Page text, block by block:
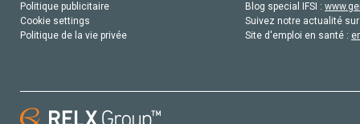
Politique publicitaire
Cookie settings
Politique de la vie privée
Blog special IFSI :
Suivez notre actualité
Site d'emploi en santé :